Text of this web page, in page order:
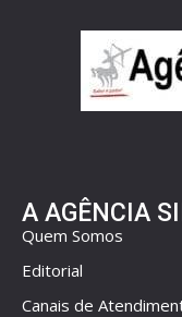
A AGÊNCIA
Quem Somos
Editorial
Canais de